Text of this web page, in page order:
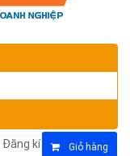
Đăng kí Giỏ hàng